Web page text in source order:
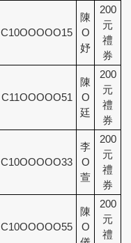
C10OOOOO15
陳
O
妤
200
元
禮
券
C11OOOOO51
陳
O
廷
200
元
禮
券
C10OOOOO33
李
O
萱
200
元
禮
券
C10OOOOO55
陳
O
200
元
禮